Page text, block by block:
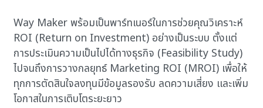
Way Maker พร้อมเป็นพาร์ทเนอร์ในการช่วยคุณวิเคราะห์
ROI (Return on Investment) อย่างเป็นระบบ ตั้งแต่
การประเมินความเป็นไปได้ทางธุรกิจ (Feasibility Study)
ไปจนถึงการวางกลยุทธ์ Marketing ROI (MROI) เพื่อให้
ทุกการตัดสินใจลงทุนมีข้อมูลรองรับ ลดความเสี่ยง และเพิ่ม
โอกาสในการเติบโตระยะยาว